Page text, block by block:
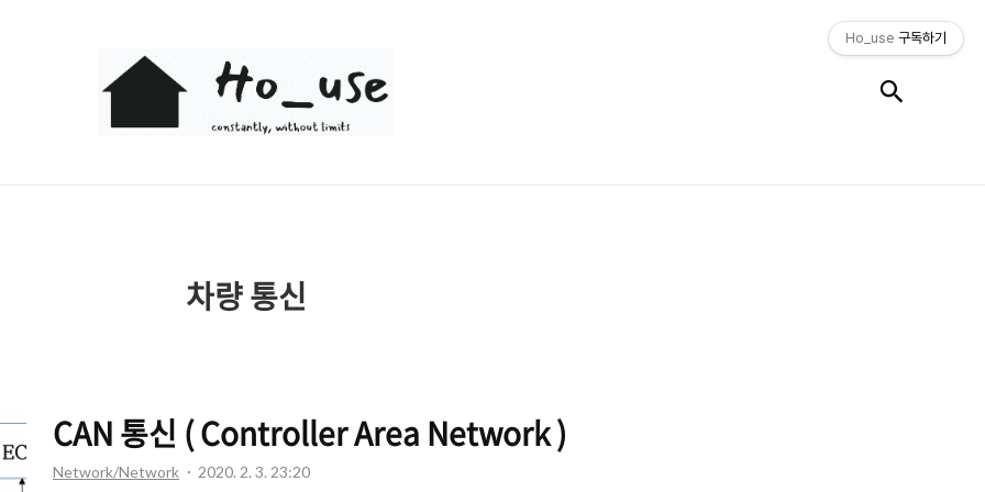
Ho_use
차량 통신
CAN 통신 ( Controller Area Network )
Network/Network 2020. 2. 3. 23:20
Ho_use 구독하기